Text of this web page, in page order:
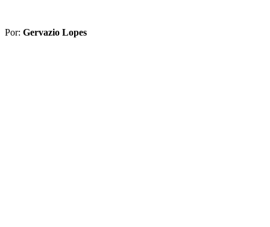
Por: Gervazio Lopes